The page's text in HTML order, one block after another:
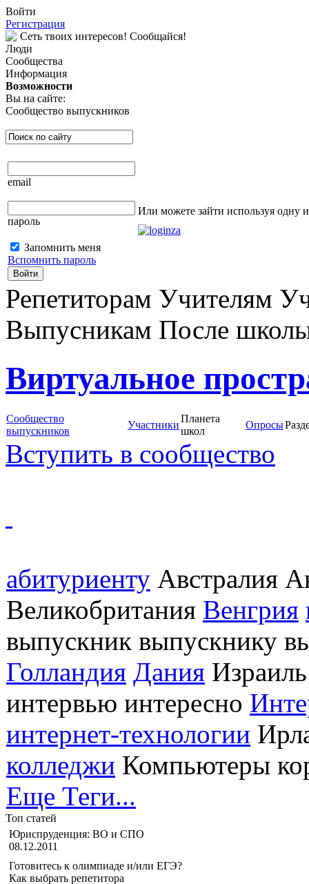
Войти
Регистрация
Сеть твоих интересов! Сообщайся!
Люди
Сообщества
Информация
Возможности
Вы на сайте:
Сообщество выпускников
email
пароль
Запомнить меня
Вспомнить пароль
Войти
Или можете зайти используя одну
Репетиторам Учителям
Выпусникам После
Виртуальное
Сообщество
выпускников
Участники
Планета
школ
Опросы
Вступить в сообщество
абитуриенту Австралия
Великобритания Венгрия
выпускник выпускнику
Голландия Дания
интервью интересно
интернет-технологии
колледжи Компьютеры
Еще Теги...
Топ статей
Юриспруденция: ВО и СПО
08.12.2011
Готовитесь к олимпиаде и/или ЕГЭ?
Как выбрать репетитора